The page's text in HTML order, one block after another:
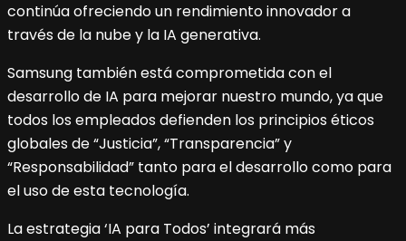
continúa ofreciendo un rendimiento innovador a
través de la nube y la IA generativa.
Samsung también está comprometida con el
desarrollo de IA para mejorar nuestro mundo, ya que
todos los empleados defienden los principios éticos
globales de “Justicia”, “Transparencia” y
“Responsabilidad” tanto para el desarrollo como para
el uso de esta tecnología.
La estrategia ‘IA para Todos’ integrará más